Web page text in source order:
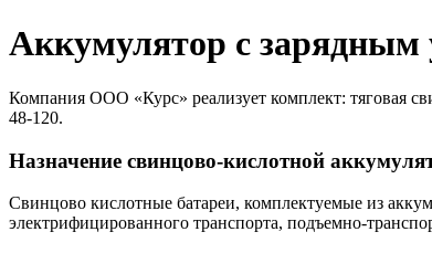
Аккумулятор с зарядным
Компания ООО «Курс» реализует комплект: тяговая
48-120.
Назначение свинцово-кислотной
Свинцово кислотные батареи, комплектуемые из
электрифицированного транспорта, подъемно-